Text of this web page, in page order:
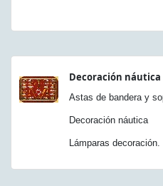
Decoración náutica
Astas de bandera y
Decoración náutica
Lámparas decoración.